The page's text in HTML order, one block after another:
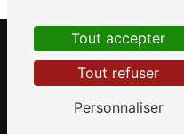
- 2026 - Tous
-
Tout accepter
Tout refuser
Personnaliser